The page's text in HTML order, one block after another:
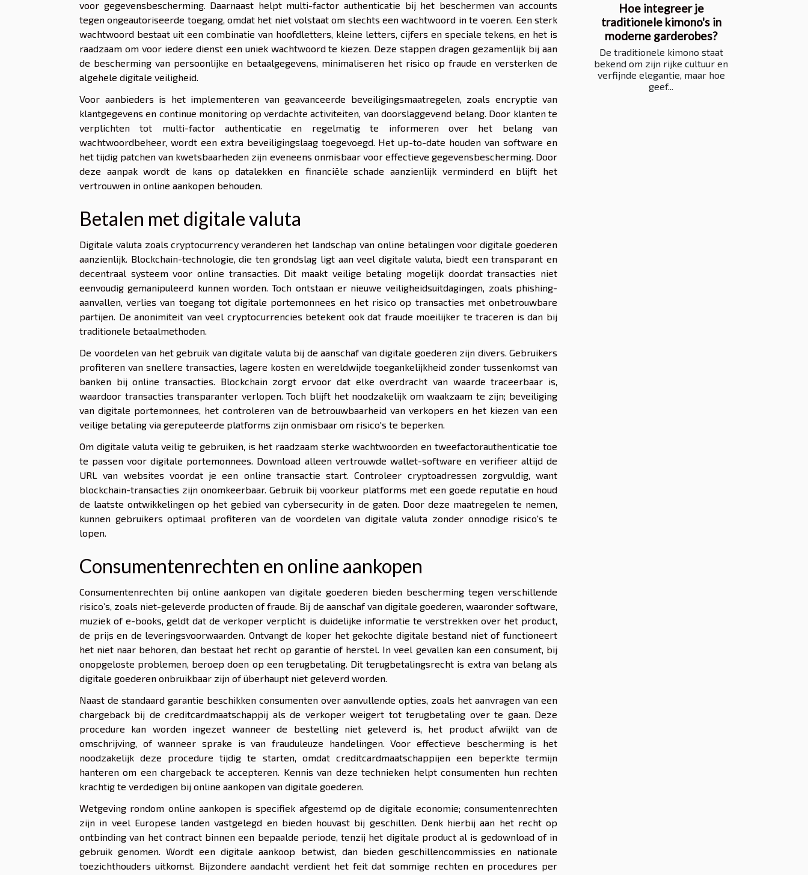
voor gegevensbescherming. Daarnaast helpt multi-factor authenticatie bij het beschermen van accounts
tegen ongeautoriseerde toegang, omdat het niet volstaat om slechts een wachtwoord in te voeren. Een sterk
wachtwoord bestaat uit een combinatie van hoofdletters, kleine letters, cijfers en speciale tekens, en het is
raadzaam om voor iedere dienst een uniek wachtwoord te kiezen. Deze stappen dragen gezamenlijk bij aan
de bescherming van persoonlijke en betaalgegevens, minimaliseren het risico op fraude en versterken de
algehele digitale veiligheid.
Voor aanbieders is het implementeren van geavanceerde beveiligingsmaatregelen, zoals encryptie van
klantgegevens en continue monitoring op verdachte activiteiten, van doorslaggevend belang. Door klanten te
verplichten tot multi-factor authenticatie en regelmatig te informeren over het belang van
wachtwoordbeheer, wordt een extra beveiligingslaag toegevoegd. Het up-to-date houden van software en
het tijdig patchen van kwetsbaarheden zijn eveneens onmisbaar voor effectieve gegevensbescherming. Door
deze aanpak wordt de kans op datalekken en financiële schade aanzienlijk verminderd en blijft het
vertrouwen in online aankopen behouden.
Betalen met digitale valuta
Digitale valuta zoals cryptocurrency veranderen het landschap van online betalingen voor digitale goederen
aanzienlijk. Blockchain-technologie, die ten grondslag ligt aan veel digitale valuta, biedt een transparant en
decentraal systeem voor online transacties. Dit maakt veilige betaling mogelijk doordat transacties niet
eenvoudig gemanipuleerd kunnen worden. Toch ontstaan er nieuwe veiligheidsuitdagingen, zoals phishing-
aanvallen, verlies van toegang tot digitale portemonnees en het risico op transacties met onbetrouwbare
partijen. De anonimiteit van veel cryptocurrencies betekent ook dat fraude moeilijker te traceren is dan bij
traditionele betaalmethoden.
De voordelen van het gebruik van digitale valuta bij de aanschaf van digitale goederen zijn divers. Gebruikers
profiteren van snellere transacties, lagere kosten en wereldwijde toegankelijkheid zonder tussenkomst van
banken bij online transacties. Blockchain zorgt ervoor dat elke overdracht van waarde traceerbaar is,
waardoor transacties transparanter verlopen. Toch blijft het noodzakelijk om waakzaam te zijn; beveiliging
van digitale portemonnees, het controleren van de betrouwbaarheid van verkopers en het kiezen van een
veilige betaling via gereputeerde platforms zijn onmisbaar om risico's te beperken.
Om digitale valuta veilig te gebruiken, is het raadzaam sterke wachtwoorden en tweefactorauthenticatie toe
te passen voor digitale portemonnees. Download alleen vertrouwde wallet-software en verifieer altijd de
URL van websites voordat je een online transactie start. Controleer cryptoadressen zorgvuldig, want
blockchain-transacties zijn onomkeerbaar. Gebruik bij voorkeur platforms met een goede reputatie en houd
de laatste ontwikkelingen op het gebied van cybersecurity in de gaten. Door deze maatregelen te nemen,
kunnen gebruikers optimaal profiteren van de voordelen van digitale valuta zonder onnodige risico's te
lopen.
Consumentenrechten en online aankopen
Consumentenrechten bij online aankopen van digitale goederen bieden bescherming tegen verschillende
risico’s, zoals niet-geleverde producten of fraude. Bij de aanschaf van digitale goederen, waaronder software,
muziek of e-books, geldt dat de verkoper verplicht is duidelijke informatie te verstrekken over het product,
de prijs en de leveringsvoorwaarden. Ontvangt de koper het gekochte digitale bestand niet of functioneert
het niet naar behoren, dan bestaat het recht op garantie of herstel. In veel gevallen kan een consument, bij
onopgeloste problemen, beroep doen op een terugbetaling. Dit terugbetalingsrecht is extra van belang als
digitale goederen onbruikbaar zijn of überhaupt niet geleverd worden.
Naast de standaard garantie beschikken consumenten over aanvullende opties, zoals het aanvragen van een
chargeback bij de creditcardmaatschappij als de verkoper weigert tot terugbetaling over te gaan. Deze
procedure kan worden ingezet wanneer de bestelling niet geleverd is, het product afwijkt van de
omschrijving, of wanneer sprake is van frauduleuze handelingen. Voor effectieve bescherming is het
noodzakelijk deze procedure tijdig te starten, omdat creditcardmaatschappijen een beperkte termijn
hanteren om een chargeback te accepteren. Kennis van deze technieken helpt consumenten hun rechten
krachtig te verdedigen bij online aankopen van digitale goederen.
Wetgeving rondom online aankopen is specifiek afgestemd op de digitale economie; consumentenrechten
zijn in veel Europese landen vastgelegd en bieden houvast bij geschillen. Denk hierbij aan het recht op
ontbinding van het contract binnen een bepaalde periode, tenzij het digitale product al is gedownload of in
gebruik genomen. Wordt een digitale aankoop betwist, dan bieden geschillencommissies en nationale
toezichthouders uitkomst. Bijzondere aandacht verdient het feit dat sommige rechten en procedures per
Hoe integreer je
traditionele kimono's in
moderne garderobes?
De traditionele kimono staat
bekend om zijn rijke cultuur en
verfijnde elegantie, maar hoe
geef...